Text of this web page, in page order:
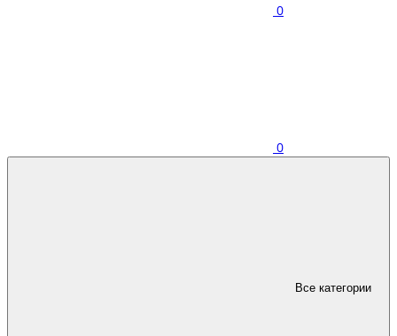
0
0
Все категории